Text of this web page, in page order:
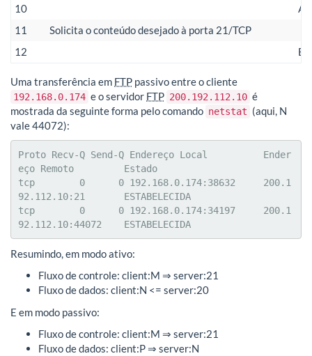
10
11
Solicita o conteúdo desejado à porta 21/TCP
12
Uma transferência em FTP passivo entre o cliente
192.168.0.174 e o servidor FTP 200.192.112.10 é
mostrada da seguinte forma pelo comando netstat (aqui, N
vale 44072):
Proto Recv-Q Send-Q Endereço Local          Ender
eço Remoto         Estado
tcp        0      0 192.168.0.174:38632     200.1
92.112.10:21       ESTABELECIDA
tcp        0      0 192.168.0.174:34197     200.1
92.112.10:44072    ESTABELECIDA
Resumindo, em modo ativo:
Fluxo de controle: client:M ⇒ server:21
Fluxo de dados: client:N <= server:20
E em modo passivo:
Fluxo de controle: client:M ⇒ server:21
Fluxo de dados: client:P ⇒ server:N